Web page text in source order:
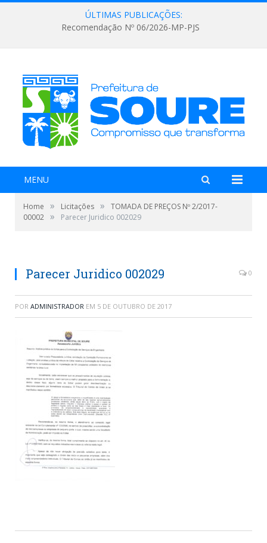
ÚLTIMAS PUBLICAÇÕES:
Recomendação Nº 06/2026-MP-PJS
MENU
Home » Licitações »
TOMADA DE PREÇOS Nº 2/2017-
00002 » Parecer Juridico 002029
Parecer Juridico 002029 0
POR ADMINISTRADOR EM 5 DE OUTUBRO DE 2017